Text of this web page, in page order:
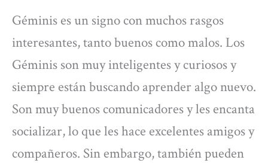
Géminis es un signo con muchos rasgos
interesantes, tanto buenos como malos. Los
Géminis son muy inteligentes y curiosos y
siempre están buscando aprender algo nuevo.
Son muy buenos comunicadores y les encanta
socializar, lo que les hace excelentes amigos y
compañeros. Sin embargo, también pueden